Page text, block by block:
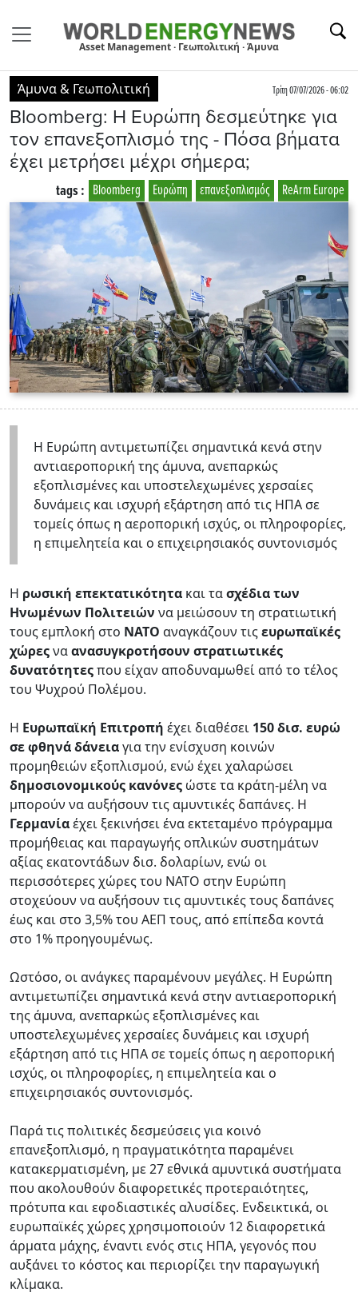
Asset Management · Γεωπολιτική · Άμυνα
Άμυνα & Γεωπολιτική Τρίτη 07/07/2026 - 06:02
Bloomberg: Η Ευρώπη δεσμεύτηκε για
τον επανεξοπλισμό της - Πόσα βήματα
έχει μετρήσει μέχρι σήμερα;
ReArm Europe
επανεξοπλισμός
Ευρώπη
Bloomberg
tags :
Η Ευρώπη αντιμετωπίζει σημαντικά κενά στην
αντιαεροπορική της άμυνα, ανεπαρκώς
εξοπλισμένες και υποστελεχωμένες χερσαίες
δυνάμεις και ισχυρή εξάρτηση από τις ΗΠΑ σε
τομείς όπως η αεροπορική ισχύς, οι πληροφορίες,
η επιμελητεία και ο επιχειρησιακός συντονισμός
Η ρωσική επεκτατικότητα και τασχέδια των
Ηνωμένων Πολιτειών να μειώσουν τη στρατιωτική
τους εμπλοκή στο ΝΑΤΟ αναγκάζουν τιςευρωπαϊκές
χώρεςναανασυγκροτήσουν στρατιωτικές
δυνατότητεςπου είχαν αποδυναμωθεί από το τέλος
του Ψυχρού Πολέμου.
Η Ευρωπαϊκή Επιτροπή έχει διαθέσει 150 δισ. ευρώ
σε φθηνά δάνειαγια την ενίσχυση κοινών
προμηθειών εξοπλισμού, ενώ έχει χαλαρώσει
δημοσιονομικούς κανόνες ώστε τα κράτη-μέλη να
μπορούν να αυξήσουν τις αμυντικές δαπάνες. Η
Γερμανίαέχει ξεκινήσει ένα εκτεταμένο πρόγραμμα
προμήθειας και παραγωγής οπλικών συστημάτων
αξίας εκατοντάδων δισ. δολαρίων, ενώ οι
περισσότερες χώρες του ΝΑΤΟ στην Ευρώπη
στοχεύουν να αυξήσουν τις αμυντικές τους δαπάνες
έως και στο 3,5% του ΑΕΠ τους, από επίπεδα κοντά
στο 1% προηγουμένως.
Ωστόσο, οι ανάγκες παραμένουν μεγάλες. Η Ευρώπη
αντιμετωπίζει σημαντικά κενά στην αντιαεροπορική
της άμυνα, ανεπαρκώς εξοπλισμένες και
υποστελεχωμένες χερσαίες δυνάμεις και ισχυρή
εξάρτηση από τις ΗΠΑ σε τομείς όπως η αεροπορική
ισχύς, οι πληροφορίες, η επιμελητεία και ο
επιχειρησιακός συντονισμός.
Παρά τις πολιτικές δεσμεύσεις για κοινό
επανεξοπλισμό, η πραγματικότητα παραμένει
κατακερματισμένη, με 27 εθνικά αμυντικά συστήματα
που ακολουθούν διαφορετικές προτεραιότητες,
πρότυπα και εφοδιαστικές αλυσίδες. Ενδεικτικά, οι
ευρωπαϊκές χώρες χρησιμοποιούν 12 διαφορετικά
άρματα μάχης, έναντι ενός στις ΗΠΑ, γεγονός που
αυξάνει το κόστος και περιορίζει την παραγωγική
κλίμακα.